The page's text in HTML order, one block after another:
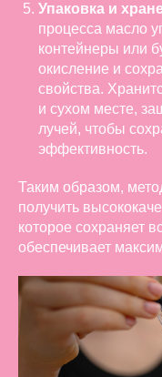
Упаковка и
процесса масло
контейнеры или
окисление и
свойства.
и сухом месте,
лучей, чтобы
эффективность.
Таким образом,
получить
которое сохраняет
обеспечивает